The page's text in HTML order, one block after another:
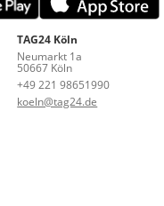
TAG24 Köln
Neumarkt 1a
50667 Köln
+49 221 98651990
koeln@tag24.de